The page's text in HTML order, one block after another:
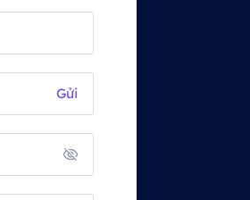
Gửi